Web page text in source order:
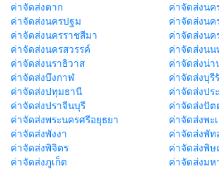
ค่าจัดส่งตาก
ค่าจัดส่งนค
ค่าจัดส่งนครปฐม
ค่าจัดส่งนค
ค่าจัดส่งนครราชสีมา
ค่าจัดส่งนค
ค่าจัดส่งนครสวรรค์
ค่าจัดส่งนน
ค่าจัดส่งนราธิวาส
ค่าจัดส่งน่า
ค่าจัดส่งบึงกาฬ
ค่าจัดส่งบุรี
ค่าจัดส่งปทุมธานี
ค่าจัดส่งปร
ค่าจัดส่งปราจีนบุรี
ค่าจัดส่งปัต
ค่าจัดส่งพระนครศรีอยุธยา
ค่าจัดส่งพะ
ค่าจัดส่งพังงา
ค่าจัดส่งพัท
ค่าจัดส่งพิจิตร
ค่าจัดส่งพิ
ค่าจัดส่งภูเก็ต
ค่าจัดส่งมห